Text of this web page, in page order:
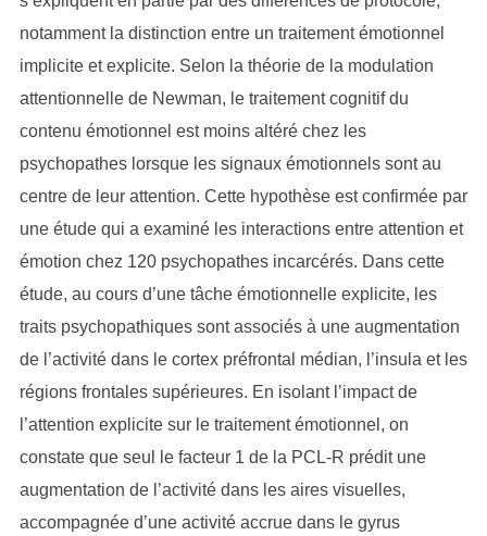
notamment la distinction entre un traitement émotionnel
implicite et explicite. Selon la théorie de la modulation
attentionnelle de Newman, le traitement cognitif du
contenu émotionnel est moins altéré chez les
psychopathes lorsque les signaux émotionnels sont au
centre de leur attention. Cette hypothèse est confirmée par
une étude qui a examiné les interactions entre attention et
émotion chez 120 psychopathes incarcérés. Dans cette
étude, au cours d’une tâche émotionnelle explicite, les
traits psychopathiques sont associés à une augmentation
de l’activité dans le cortex préfrontal médian, l’insula et les
régions frontales supérieures. En isolant l’impact de
l’attention explicite sur le traitement émotionnel, on
constate que seul le facteur 1 de la PCL-R prédit une
augmentation de l’activité dans les aires visuelles,
accompagnée d’une activité accrue dans le gyrus